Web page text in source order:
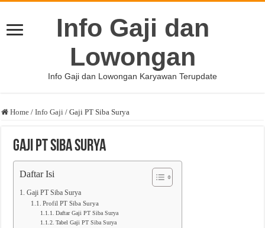
Info Gaji dan
Lowongan
Info Gaji dan Lowongan Karyawan Terupdate
Home / Info Gaji / Gaji PT Siba Surya
Gaji PT Siba Surya
Daftar Isi
Gaji PT Siba Surya
Profil PT Siba Surya
Daftar Gaji PT Siba Surya
Tabel Gaji PT Siba Surya